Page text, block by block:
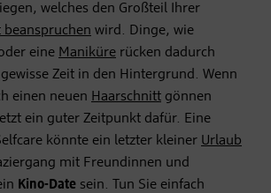
welches den Großteil Ihrer
wird. Dinge, wie
eine Maniküre rücken dadurch
Zeit in den Hintergrund. Wenn
einen neuen Haarschnitt gönnen
ein guter Zeitpunkt dafür. Eine
könnte ein letzter kleiner Urlaub
mit Freundinnen und
Kino-Date sein. Tun Sie einfach